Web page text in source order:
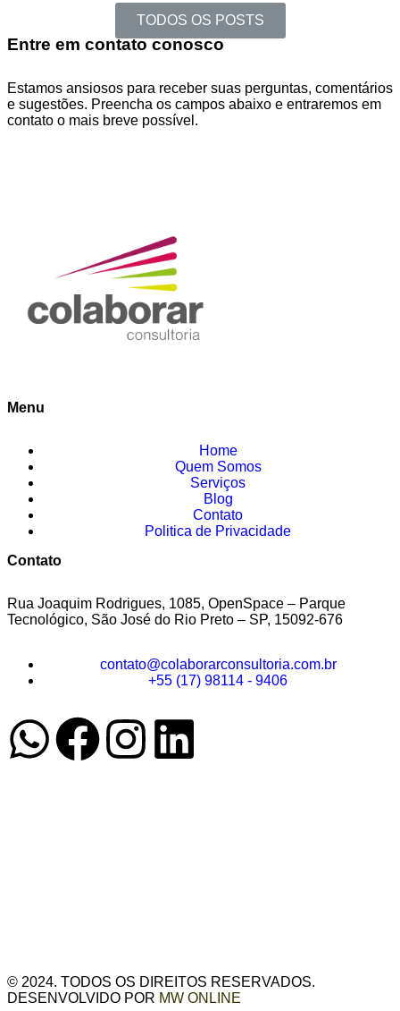
TODOS OS POSTS
Entre em contato conosco
Estamos ansiosos para receber suas perguntas, comentários
e sugestões. Preencha os campos abaixo e entraremos em
contato o mais breve possível.
Menu
Home
Quem Somos
Serviços
Blog
Contato
Politica de Privacidade
Contato
Rua Joaquim Rodrigues, 1085, OpenSpace – Parque
Tecnológico, São José do Rio Preto – SP, 15092-676
contato@colaborarconsultoria.com.br
+55 (17) 98114 - 9406
© 2024. TODOS OS DIREITOS RESERVADOS.
DESENVOLVIDO POR MW ONLINE